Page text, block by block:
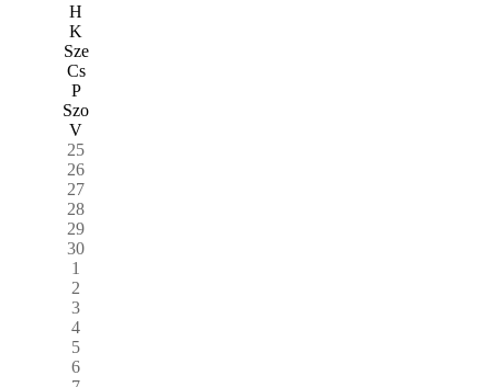
H
K
Sze
Cs
P
Szo
V
25
26
27
28
29
30
1
2
3
4
5
6